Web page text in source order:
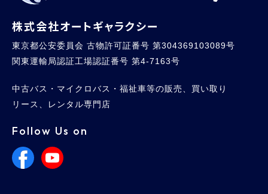
株式会社オートギャラクシー
東京都公安委員会 古物許可証番号 第304369103089号
関東運輸局認証工場認証番号 第4-7163号
中古バス・マイクロバス・福祉車等の販売、買い取り
リース、レンタル専門店
Follow Us on